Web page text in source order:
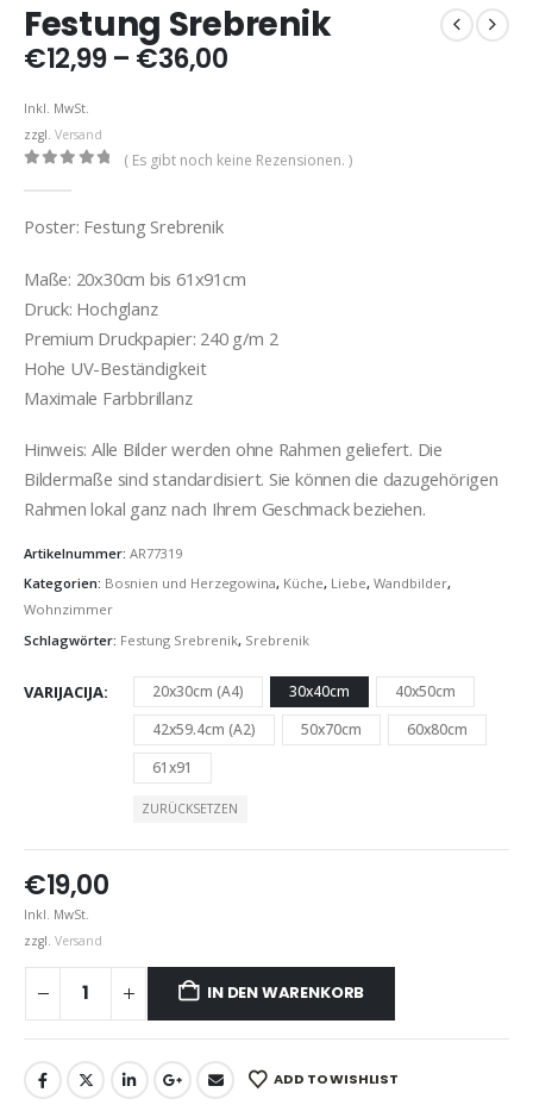
Festung Srebrenik
€12,99 – €36,00Preisspanne:
Inkl. MwSt.
zzgl. Versand
( Es gibt noch keine Rezensionen. )
Poster: Festung Srebrenik
Maße: 20x30cm bis 61x91cm
Druck: Hochglanz
Premium Druckpapier: 240 g/m 2
Hohe UV-Beständigkeit
Maximale Farbbrillanz
Hinweis: Alle Bilder werden ohne Rahmen geliefert. Die
Bildermaße sind standardisiert. Sie können die dazugehörigen
Rahmen lokal ganz nach Ihrem Geschmack beziehen.
Artikelnummer: AR77319
Kategorien: Bosnien und Herzegowina, Küche, Liebe, Wandbilder,
Wohnzimmer
Schlagwörter: Festung Srebrenik, Srebrenik
VARIJACIJA 20x30cm (A4) 30x40cm
40x50cm
42x59.4cm (A2)
50x70cm
60x80cm
61x91
ZURÜCKSETZEN
€19,00
Inkl. MwSt.
zzgl. Versand
IN DEN WARENKORB
ADD TO WISHLIST